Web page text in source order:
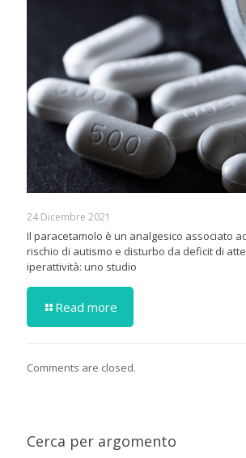
24 Dicembre 2021
Il paracetamolo è un analgesico associato
rischio di autismo e disturbo da deficit di
iperattività: uno studio
Read more
Comments are closed.
Cerca per argomento